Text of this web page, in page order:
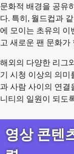
문화적 배경을 공유
다. 특히, 월드컵과
에 모이는 초유의 이
고 새로운 팬 문화가
해외의 다양한 리그
기 시청 이상의 의미
과 사람 사이의 연결
니티의 일원이 되도
영상 콘텐